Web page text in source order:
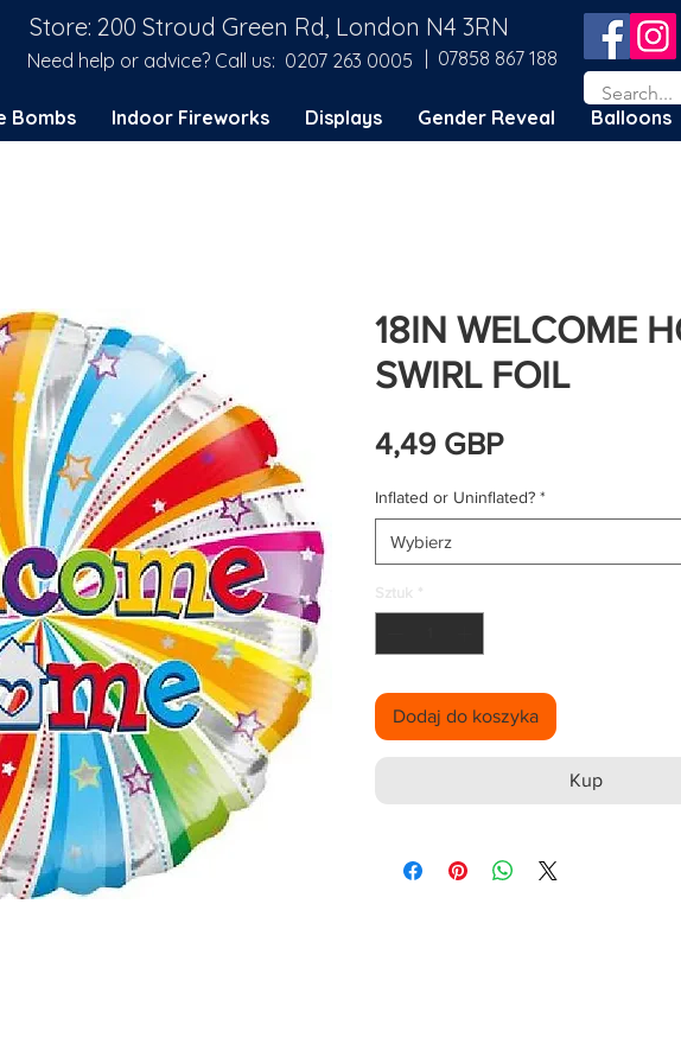
Store: 200 Stroud Green Rd, London N4 3RN
Need help or advice? Call us: 0207 263 0005 | 07858 867 188
Bombs Indoor Fireworks Displays Gender Reveal Balloons
18IN WELCOME
SWIRL FOIL
4,49 GBPCena
Inflated or Uninflated? *
Wybierz
Dodaj do koszyka
Kup